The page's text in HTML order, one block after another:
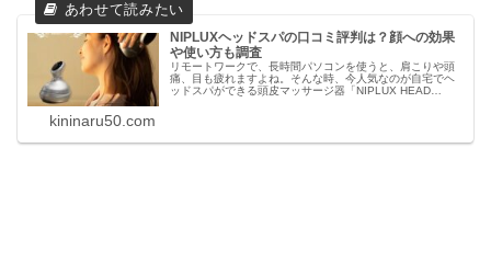
NIPLUXヘッドスパの口コミ評判は？顔への効果
や使い方も調査
リモートワークで、長時間パソコンを使うと、肩こりや頭
痛、目も疲れますよね。そんな時、今人気なのが自宅でヘ
ッドスパができる頭皮マッサージ器「NIPLUX HEAD
kininaru50.com